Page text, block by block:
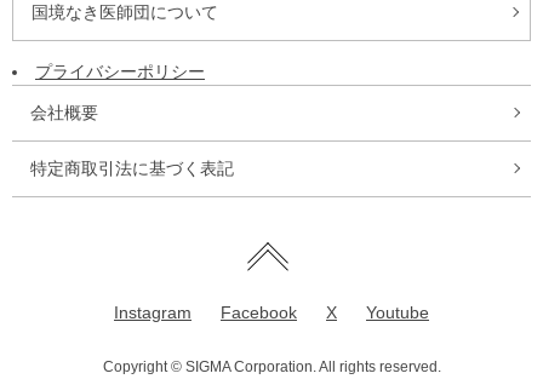
国境なき医師団について
プライバシーポリシー
会社概要
特定商取引法に基づく表記
Instagram Facebook X Youtube
Copyright © SIGMA Corporation. All rights reserved.